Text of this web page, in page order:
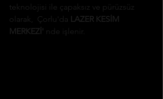
teknolojisi ile çapaksız ve pürüzsüz
olarak,
Çorlu'da LAZER KESİM
MERKEZİ' nde işlenir.